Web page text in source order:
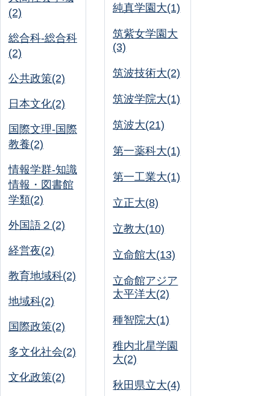
(2)
総合科-総合科
(2)
公共政策(2)
日本文化(2)
国際文理-国際
教養(2)
情報学群-知識
情報・図書館
学類(2)
外国語２(2)
経営夜(2)
教育地域科(2)
地域科(2)
国際政策(2)
多文化社会(2)
文化政策(2)
純真学園大(1)
筑紫女学園大
(3)
筑波技術大(2)
筑波学院大(1)
筑波大(21)
第一薬科大(1)
第一工業大(1)
立正大(8)
立教大(10)
立命館大(13)
立命館アジア
太平洋大(2)
種智院大(1)
稚内北星学園
大(2)
秋田県立大(4)